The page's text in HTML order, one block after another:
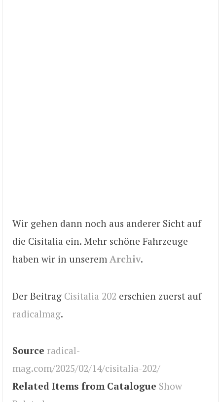
Wir gehen dann noch aus anderer Sicht auf
die Cisitalia ein. Mehr schöne Fahrzeuge
haben wir in unserem Archiv.
Der Beitrag Cisitalia 202 erschien zuerst auf
radicalmag.
Source radical-
mag.com/2025/02/14/cisitalia-202/
Related Items from Catalogue Show